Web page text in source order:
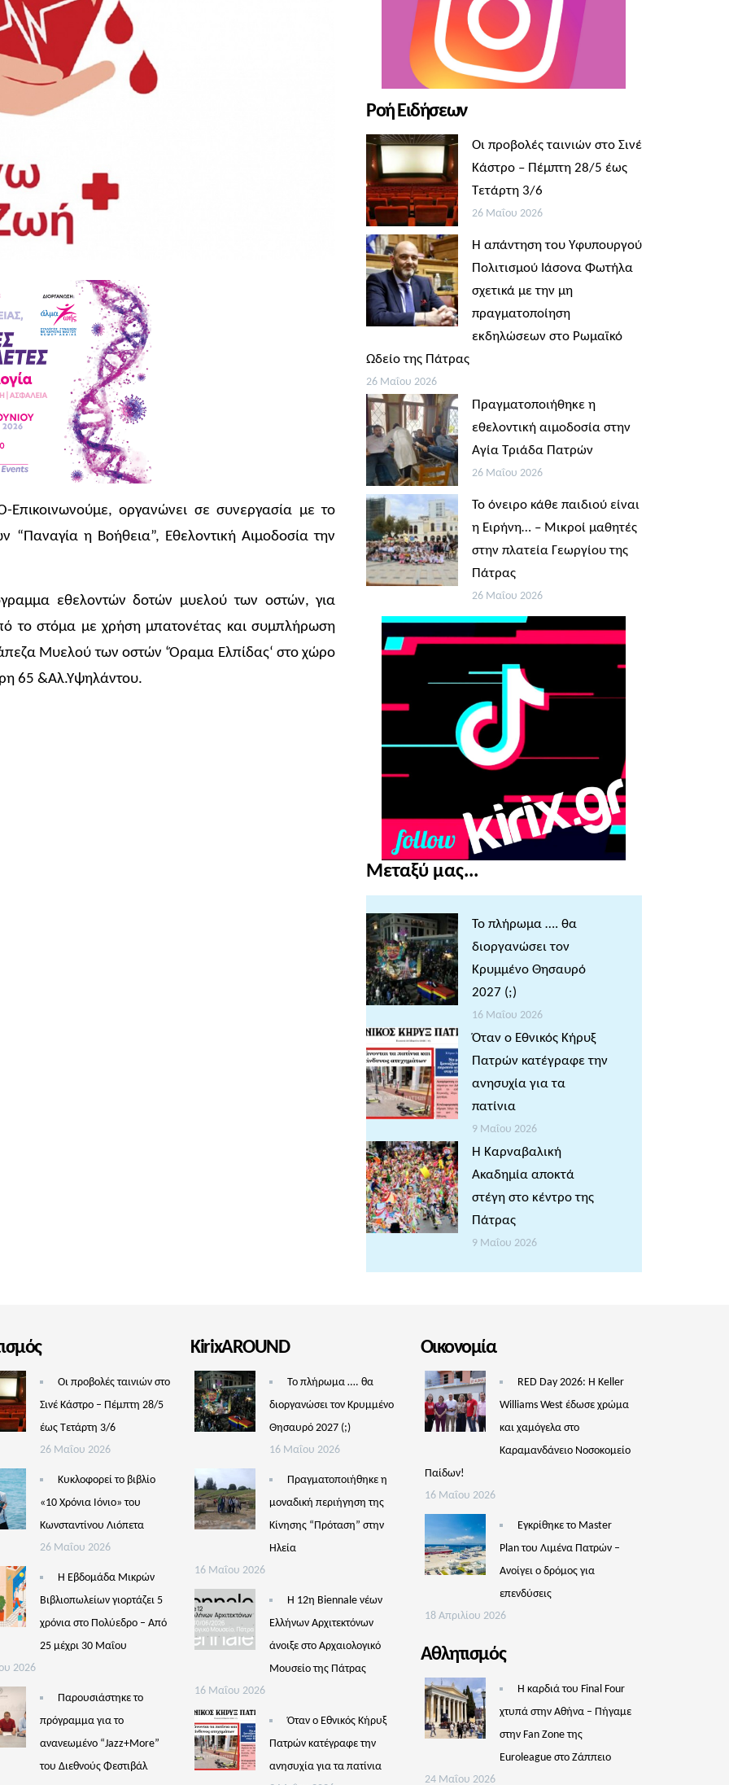
οργανώνει σε συνεργασία με το
“Παναγία η Βοήθεια”, Εθελοντική Αιμοδοσία την
εθελοντών δοτών μυελού των οστών, για
το στόμα με χρήση μπατονέτας και συμπλήρωση
Μυελού των οστών ‘Όραμα Ελπίδας‘ στο χώρο
65 &Αλ.Υψηλάντου.
Ροή Ειδήσεων
Οι προβολές ταινιών στο Σινέ
Κάστρο – Πέμπτη 28/5 έως
Τετάρτη 3/6
26 Μαΐου 2026
Η απάντηση του Υφυπουργού
Πολιτισμού Ιάσονα Φωτήλα
σχετικά με την μη
πραγματοποίηση
εκδηλώσεων στο Ρωμαϊκό
Ωδείο της Πάτρας
26 Μαΐου 2026
Πραγματοποιήθηκε η
εθελοντική αιμοδοσία στην
Αγία Τριάδα Πατρών
26 Μαΐου 2026
Το όνειρο κάθε παιδιού είναι
η Ειρήνη… – Μικροί μαθητές
στην πλατεία Γεωργίου της
Πάτρας
26 Μαΐου 2026
Μεταξύ μας...
Το πλήρωμα …. θα
διοργανώσει τον
Κρυμμένο Θησαυρό
2027 (;)
16 Μαΐου 2026
Όταν ο Εθνικός Κήρυξ
Πατρών κατέγραφε την
ανησυχία για τα
πατίνια
9 Μαΐου 2026
Η Καρναβαλική
Ακαδημία αποκτά
στέγη στο κέντρο της
Πάτρας
9 Μαΐου 2026
Οι προβολές ταινιών στο
Σινέ Κάστρο – Πέμπτη 28/5
έως Τετάρτη 3/6
26 Μαΐου 2026
Κυκλοφορεί το βιβλίο
«10 Χρόνια Ιόνιο» του
Κωνσταντίνου Λιόπετα
26 Μαΐου 2026
Η Εβδομάδα Μικρών
Βιβλιοπωλείων γιορτάζει 5
χρόνια στο Πολύεδρο – Από
25 μέχρι 30 Μαΐου
2026
Παρουσιάστηκε το
πρόγραμμα για το
ανανεωμένο “Jazz+More”
του Διεθνούς Φεστιβάλ
KirixAROUND
Το πλήρωμα …. θα
διοργανώσει τον Κρυμμένο
Θησαυρό 2027 (;)
16 Μαΐου 2026
Πραγματοποιήθηκε η
μοναδική περιήγηση της
Κίνησης “Πρόταση” στην
Ηλεία
16 Μαΐου 2026
Η 12η Biennale νέων
Ελλήνων Αρχιτεκτόνων
άνοιξε στο Αρχαιολογικό
Μουσείο της Πάτρας
16 Μαΐου 2026
Όταν ο Εθνικός Κήρυξ
Πατρών κατέγραφε την
ανησυχία για τα πατίνια
Οικονομία
RED Day 2026: Η Keller
Williams West έδωσε χρώμα
και χαμόγελα στο
Καραμανδάνειο Νοσοκομείο
Παίδων!
16 Μαΐου 2026
Εγκρίθηκε το Master
Plan του Λιμένα Πατρών –
Aνοίγει ο δρόμος για
επενδύσεις
18 Απριλίου 2026
Αθλητισμός
Η καρδιά του Final Four
χτυπά στην Αθήνα – Πήγαμε
στην Fan Zone της
Euroleague στο Ζάππειο
24 Μαΐου 2026